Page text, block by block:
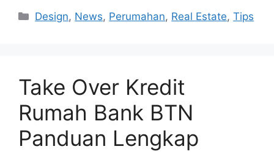
Categories
Design, News, Perumahan, Real Estate,Tips
Take Over Kredit
Rumah Bank BTN
Panduan Lengkap